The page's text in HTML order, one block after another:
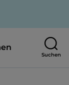
Suchen